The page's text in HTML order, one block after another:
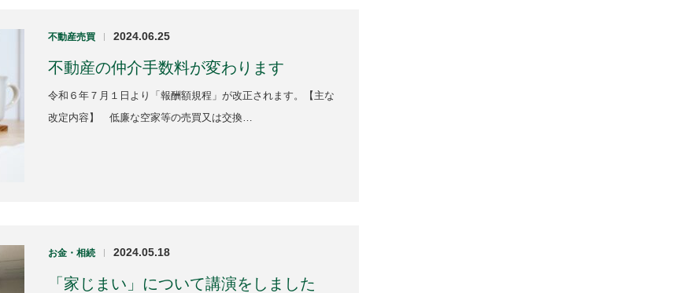
不動産売買 | 2024.06.25
不動産の仲介手数料が変わります
令和６年７月１日より「報酬額規程」が改正されます。【主な
改定内容】 低廉な空家等の売買又は交換…
お金・相続 | 2024.05.18
「家じまい」について講演をしました